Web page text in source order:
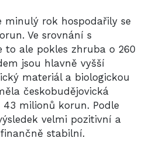
minulý rok hospodařily se
Ve srovnání s
to ale pokles zhruba o 260
jsou hlavně vyšší
materiál a biologickou
českobudějovická
milionů korun. Podle
velmi pozitivní a
stabilní.